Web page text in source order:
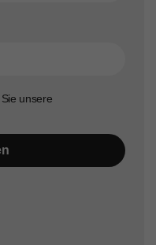
unsere